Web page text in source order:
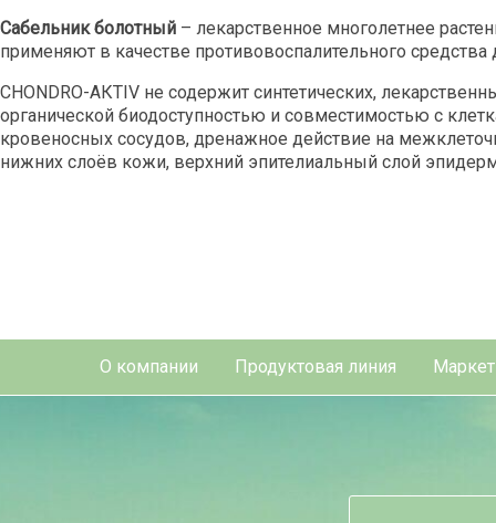
Сабельник болотный – лекарственное многолетнее
применяют в качестве противовоспалительного
СНОNDRО-АКТIV не содержит синтетических,
органической биодоступностью и совместимостью с
кровеносных сосудов, дренажное действие на
нижних слоёв кожи, верхний эпителиальный слой
О компании Продуктовая линия